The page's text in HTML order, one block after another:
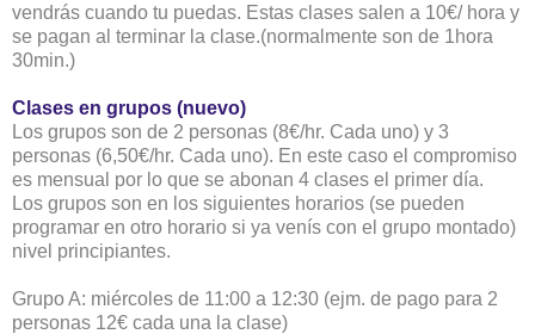
vendrás cuando tu puedas. Estas clases salen a 10€/ hora y
se pagan al terminar la clase.(normalmente son de 1hora
30min.)
Clases en grupos (nuevo)
Los grupos son de 2 personas (8€/hr. Cada uno) y 3
personas (6,50€/hr. Cada uno). En este caso el compromiso
es mensual por lo que se abonan 4 clases el primer día.
Los grupos son en los siguientes horarios (se pueden
programar en otro horario si ya venís con el grupo montado)
nivel principiantes.
Grupo A: miércoles de 11:00 a 12:30 (ejm. de pago para 2
personas 12€ cada una la clase)